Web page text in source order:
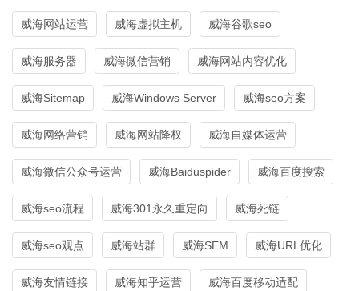
威海网站运营 威海虚拟主机 威海谷歌seo
威海服务器 威海微信营销 威海网站内容优化
威海Sitemap 威海Windows Server 威海seo方案
威海网络营销 威海网站降权 威海自媒体运营
威海微信公众号运营 威海Baiduspider 威海百度搜索
威海seo流程 威海301永久重定向 威海死链
威海seo观点 威海站群 威海SEM 威海URL优化
威海友情链接 威海知乎运营 威海百度移动适配